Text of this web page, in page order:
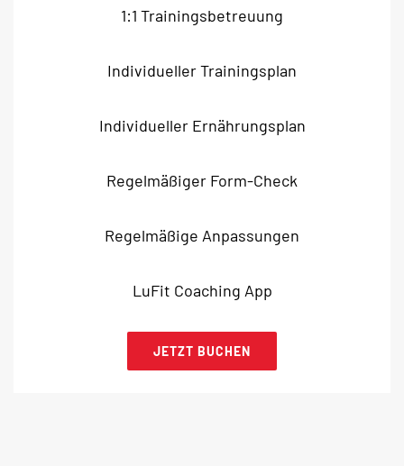
1:1 Trainingsbetreuung
Individueller Trainingsplan
Individueller Ernährungsplan
Regelmäßiger Form-Check
Regelmäßige Anpassungen
LuFit Coaching App
JETZT BUCHEN